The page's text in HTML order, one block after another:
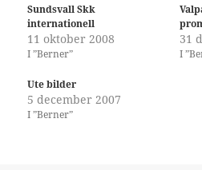
Sundsvall Skk
internationell
11 oktober 2008
I ”Berner”
31
I
Ute bilder
5 december 2007
I ”Berner”